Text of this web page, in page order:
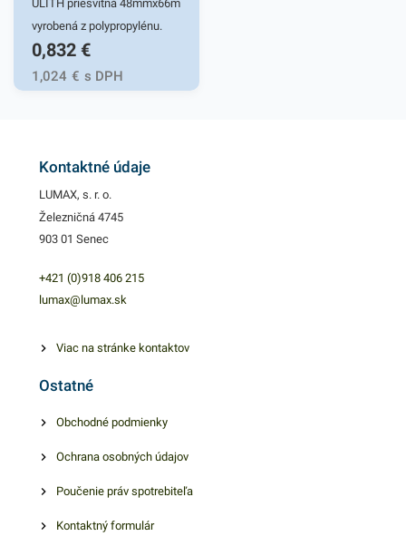
ULITH priesvitná 48mmx66m
vyrobená z polypropylénu.
Vyznačuje sa vysokou
lepivosťou a je výborná na
archivovanie a balenie
Cena za 1 ks
0,832 €
1,024 € s DPH
Kontaktné údaje
LUMAX, s. r. o.
Železničná 4745
903 01 Senec
+421 (0)918 406 215
lumax@lumax.sk
Viac na stránke kontaktov
Ostatné
Obchodné podmienky
Ochrana osobných údajov
Poučenie práv spotrebiteľa
Kontaktný formulár